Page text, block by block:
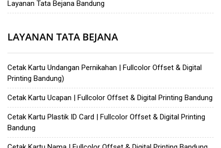
Layanan Tata Bejana Bandung
LAYANAN TATA BEJANA
Cetak Kartu Undangan Pernikahan | Fullcolor Offset & Digital
Printing Bandung)
Cetak Kartu Ucapan | Fullcolor Offset & Digital Printing Bandung
Cetak Kartu Plastik ID Card | Fullcolor Offset & Digital Printing
Bandung